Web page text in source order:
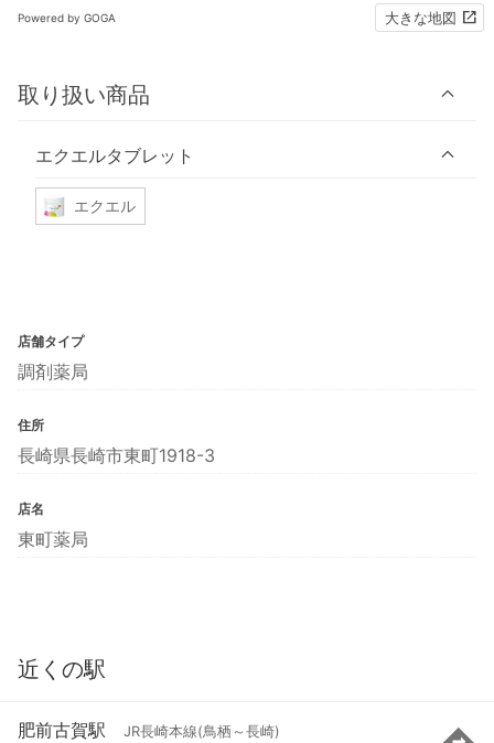
Powered by GOGA 大きな地図
取り扱い商品
エクエルタブレット
エクエル
店舗タイプ
調剤薬局
住所
長崎県長崎市東町1918-3
店名
東町薬局
近くの駅
肥前古賀駅 JR長崎本線(鳥栖～長崎)